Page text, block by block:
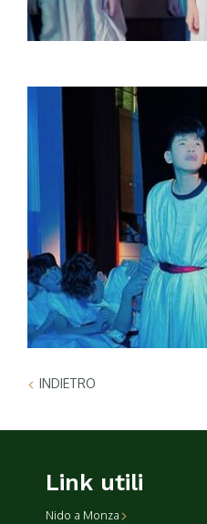
INDIETRO
Link utili
Nido a Monza